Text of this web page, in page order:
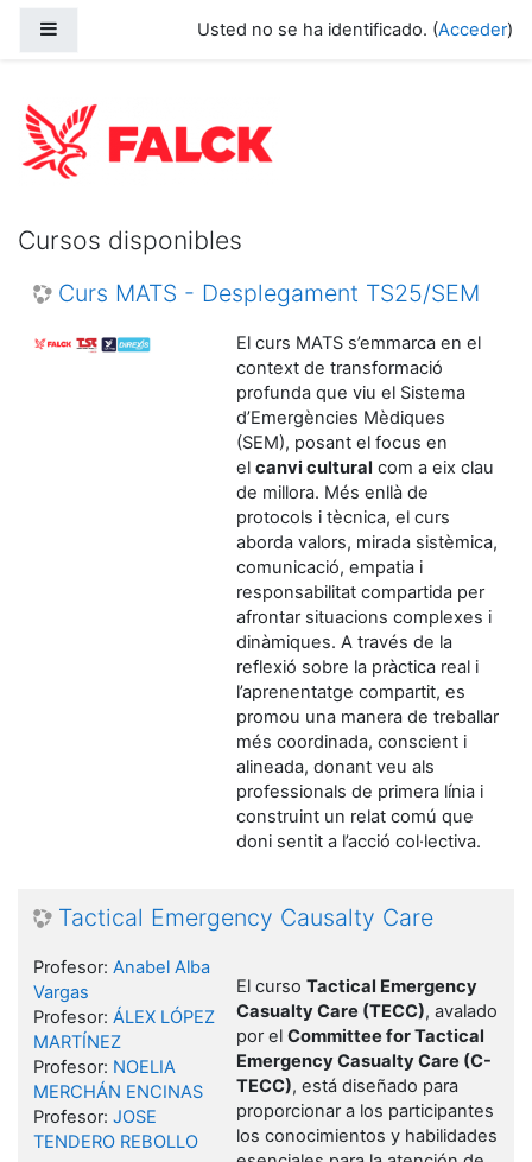
Usted no se ha identificado. (Acceder)
Academia Falck
Cursos disponibles
Curs MATS - Desplegament TS25/SEM
El curs MATS s’emmarca en el
context de transformació
profunda que viu el Sistema
d’Emergències Mèdiques
(SEM), posant el focus en
el canvi cultural com a eix clau
de millora. Més enllà de
protocols i tècnica, el curs
aborda valors, mirada sistèmica,
comunicació, empatia i
responsabilitat compartida per
afrontar situacions complexes i
dinàmiques. A través de la
reflexió sobre la pràctica real i
l’aprenentatge compartit, es
promou una manera de treballar
més coordinada, conscient i
alineada, donant veu als
professionals de primera línia i
construint un relat comú que
doni sentit a l’acció col·lectiva.
Tactical Emergency Causalty Care
El curso Tactical Emergency
Casualty Care (TECC), avalado
por el Committee for Tactical
Emergency Casualty Care (C-
TECC), está diseñado para
proporcionar a los participantes
los conocimientos y habilidades
Profesor: Anabel Alba
Vargas
Profesor: ÁLEX LÓPEZ
MARTÍNEZ
Profesor: NOELIA
MERCHÁN ENCINAS
Profesor: JOSE
TENDERO REBOLLO